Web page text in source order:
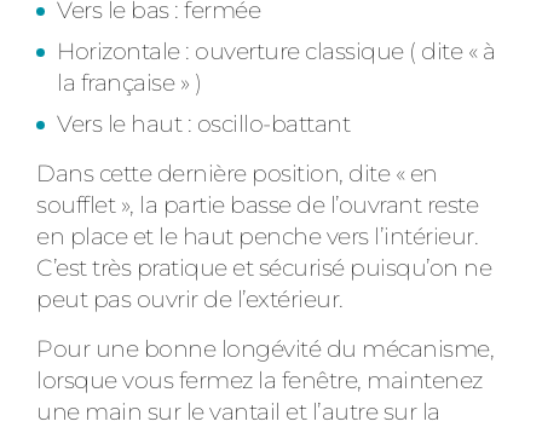
Vers le bas : fermée
Horizontale : ouverture classique ( dite « à
la française » )
Vers le haut : oscillo-battant
Dans cette dernière position, dite « en
soufflet », la partie basse de l’ouvrant reste
en place et le haut penche vers l’intérieur.
C’est très pratique et sécurisé puisqu’on ne
peut pas ouvrir de l’extérieur.
Pour une bonne longévité du mécanisme,
lorsque vous fermez la fenêtre, maintenez
une main sur le vantail et l’autre sur la